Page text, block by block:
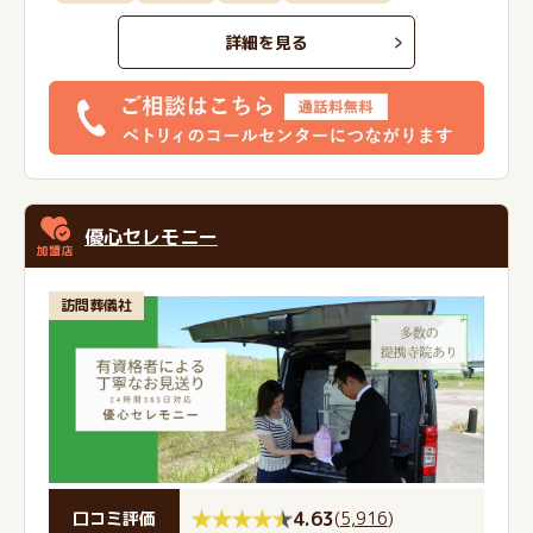
詳細を見る
優心セレモニー
訪問葬儀社
口コミ評価 4.63(5,916)